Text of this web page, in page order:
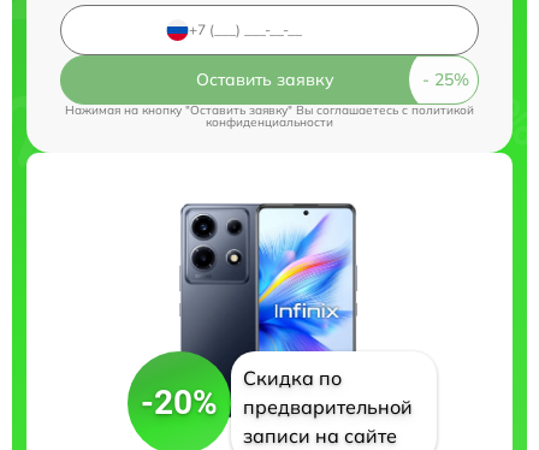
Оставить заявку
Нажимая на кнопку "Оставить заявку" Вы соглашаетесь cполитикой
конфиденциальности
-20%
Скидка по
предварительной
записи на сайте